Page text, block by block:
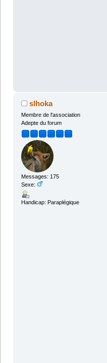
slhoka
Membre de l'association
Adepte du forum
Messages: 175
Sexe:
Handicap: Paraplégique